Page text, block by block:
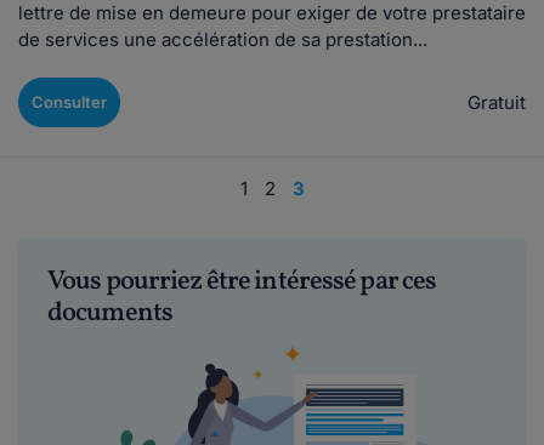
lettre de mise en demeure pour exiger de votre prestataire
de services une accélération de sa prestation...
Consulter Gratuit
1 2 3
Vous pourriez être intéressé par ces
documents